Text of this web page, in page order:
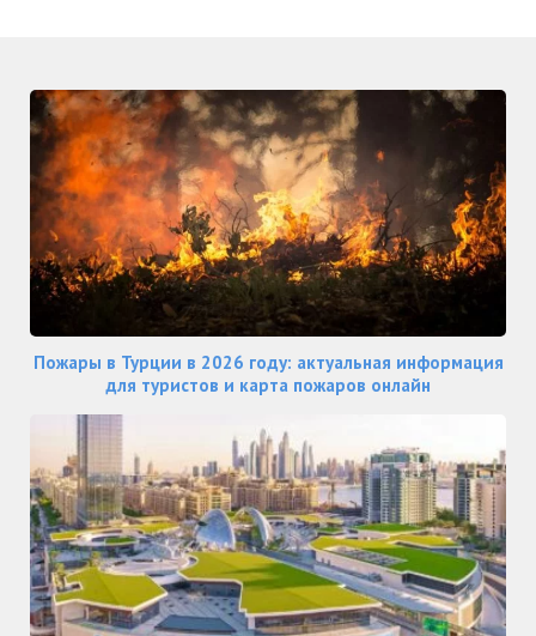
Пожары в Турции в 2026 году: актуальная информация
для туристов и карта пожаров онлайн